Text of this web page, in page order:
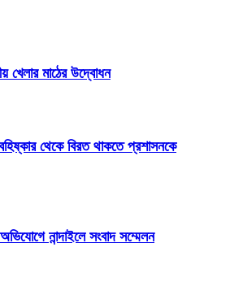
খেলার মাঠের উদ্বোধন
থেকে বিরত থাকতে প্রশাসনকে
নান্দাইলে সংবাদ সম্মেলন